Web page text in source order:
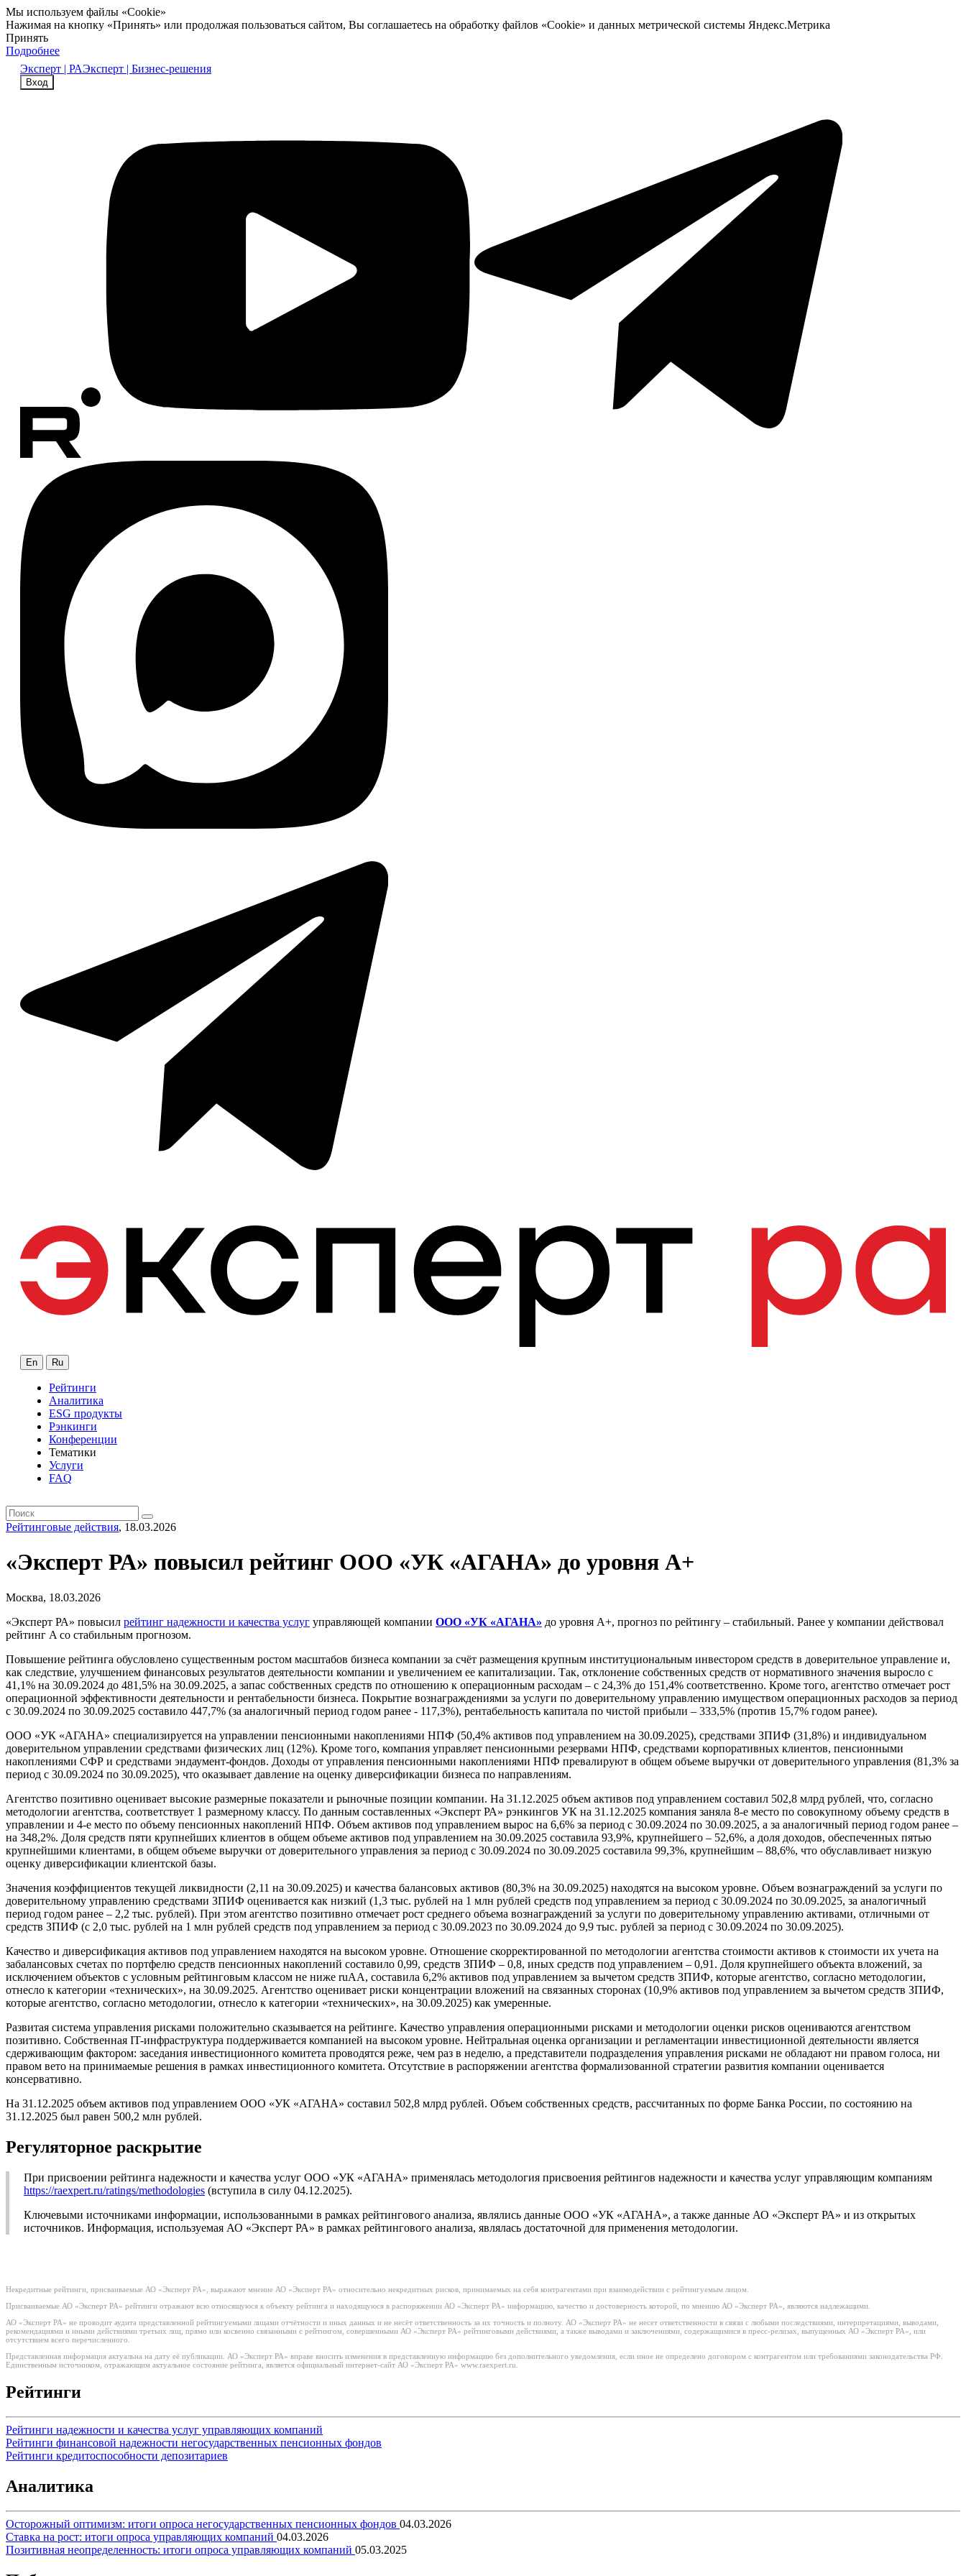
Мы используем файлы «Cookie»
Нажимая на кнопку «Принять» или продолжая пользоваться сайтом, Вы соглашаетесь на обработку файлов «Cookie» и данных метрической системы Яндекс.Метрика
Принять
Подробнее
Эксперт | РАЭксперт | Бизнес-решения
Вход
En Ru
Рейтинги
Аналитика
ESG продукты
Рэнкинги
Конференции
Тематики
Услуги
FAQ
Рейтинговые действия, 18.03.2026
«Эксперт РА» повысил рейтинг ООО «УК «АГАНА» до уровня А+
Москва, 18.03.2026
«Эксперт РА» повысил рейтинг надежности и качества услуг управляющей компании ООО «УК «АГАНА» до уровня А+, прогноз по рейтингу – стабильный. Ранее у компании действовал
рейтинг A со стабильным прогнозом.
Повышение рейтинга обусловлено существенным ростом масштабов бизнеса компании за счёт размещения крупным институциональным инвестором средств в доверительное управление и,
как следствие, улучшением финансовых результатов деятельности компании и увеличением ее капитализации. Так, отклонение собственных средств от нормативного значения выросло с
41,1% на 30.09.2024 до 481,5% на 30.09.2025, а запас собственных средств по отношению к операционным расходам – с 24,3% до 151,4% соответственно. Кроме того, агентство отмечает рост
операционной эффективности деятельности и рентабельности бизнеса. Покрытие вознаграждениями за услуги по доверительному управлению имуществом операционных расходов за период
с 30.09.2024 по 30.09.2025 составило 447,7% (за аналогичный период годом ранее - 117,3%), рентабельность капитала по чистой прибыли – 333,5% (против 15,7% годом ранее).
ООО «УК «АГАНА» специализируется на управлении пенсионными накоплениями НПФ (50,4% активов под управлением на 30.09.2025), средствами ЗПИФ (31,8%) и индивидуальном
доверительном управлении средствами физических лиц (12%). Кроме того, компания управляет пенсионными резервами НПФ, средствами корпоративных клиентов, пенсионными
накоплениями СФР и средствами эндаумент-фондов. Доходы от управления пенсионными накоплениями НПФ превалируют в общем объеме выручки от доверительного управления (81,3% за
период с 30.09.2024 по 30.09.2025), что оказывает давление на оценку диверсификации бизнеса по направлениям.
Агентство позитивно оценивает высокие размерные показатели и рыночные позиции компании. На 31.12.2025 объем активов под управлением составил 502,8 млрд рублей, что, согласно
методологии агентства, соответствует 1 размерному классу. По данным составленных «Эксперт РА» рэнкингов УК на 31.12.2025 компания заняла 8-е место по совокупному объему средств в
управлении и 4-е место по объему пенсионных накоплений НПФ. Объем активов под управлением вырос на 6,6% за период с 30.09.2024 по 30.09.2025, а за аналогичный период годом ранее –
на 348,2%. Доля средств пяти крупнейших клиентов в общем объеме активов под управлением на 30.09.2025 составила 93,9%, крупнейшего – 52,6%, а доля доходов, обеспеченных пятью
крупнейшими клиентами, в общем объеме выручки от доверительного управления за период с 30.09.2024 по 30.09.2025 составила 99,3%, крупнейшим – 88,6%, что обуславливает низкую
оценку диверсификации клиентской базы.
Значения коэффициентов текущей ликвидности (2,11 на 30.09.2025) и качества балансовых активов (80,3% на 30.09.2025) находятся на высоком уровне. Объем вознаграждений за услуги по
доверительному управлению средствами ЗПИФ оценивается как низкий (1,3 тыс. рублей на 1 млн рублей средств под управлением за период с 30.09.2024 по 30.09.2025, за аналогичный
период годом ранее – 2,2 тыс. рублей). При этом агентство позитивно отмечает рост среднего объема вознаграждений за услуги по доверительному управлению активами, отличными от
средств ЗПИФ (с 2,0 тыс. рублей на 1 млн рублей средств под управлением за период с 30.09.2023 по 30.09.2024 до 9,9 тыс. рублей за период с 30.09.2024 по 30.09.2025).
Качество и диверсификация активов под управлением находятся на высоком уровне. Отношение скорректированной по методологии агентства стоимости активов к стоимости их учета на
забалансовых счетах по портфелю средств пенсионных накоплений составило 0,99, средств ЗПИФ – 0,8, иных средств под управлением – 0,91. Доля крупнейшего объекта вложений, за
исключением объектов с условным рейтинговым классом не ниже ruАА, составила 6,2% активов под управлением за вычетом средств ЗПИФ, которые агентство, согласно методологии,
отнесло к категории «технических», на 30.09.2025. Агентство оценивает риски концентрации вложений на связанных сторонах (10,9% активов под управлением за вычетом средств ЗПИФ,
которые агентство, согласно методологии, отнесло к категории «технических», на 30.09.2025) как умеренные.
Развитая система управления рисками положительно сказывается на рейтинге. Качество управления операционными рисками и методологии оценки рисков оцениваются агентством
позитивно. Собственная IT-инфраструктура поддерживается компанией на высоком уровне. Нейтральная оценка организации и регламентации инвестиционной деятельности является
сдерживающим фактором: заседания инвестиционного комитета проводятся реже, чем раз в неделю, а представители подразделения управления рисками не обладают ни правом голоса, ни
правом вето на принимаемые решения в рамках инвестиционного комитета. Отсутствие в распоряжении агентства формализованной стратегии развития компании оценивается
консервативно.
На 31.12.2025 объем активов под управлением ООО «УК «АГАНА» составил 502,8 млрд рублей. Объем собственных средств, рассчитанных по форме Банка России, по состоянию на
31.12.2025 был равен 500,2 млн рублей.
Регуляторное раскрытие
При присвоении рейтинга надежности и качества услуг ООО «УК «АГАНА» применялась методология присвоения рейтингов надежности и качества услуг управляющим компаниям
https://raexpert.ru/ratings/methodologies (вступила в силу 04.12.2025).
Ключевыми источниками информации, использованными в рамках рейтингового анализа, являлись данные ООО «УК «АГАНА», а также данные АО «Эксперт РА» и из открытых
источников. Информация, используемая АО «Эксперт РА» в рамках рейтингового анализа, являлась достаточной для применения методологии.
Некредитные рейтинги, присваиваемые АО «Эксперт РА», выражают мнение АО «Эксперт РА» относительно некредитных рисков, принимаемых на себя контрагентами при взаимодействии с рейтингуемым лицом.
Присваиваемые АО «Эксперт РА» рейтинги отражают всю относящуюся к объекту рейтинга и находящуюся в распоряжении АО «Эксперт РА» информацию, качество и достоверность которой, по мнению АО «Эксперт РА», являются надлежащими.
АО «Эксперт РА» не проводит аудита представленной рейтингуемыми лицами отчётности и иных данных и не несёт ответственность за их точность и полноту. АО «Эксперт РА» не несет ответственности в связи с любыми последствиями, интерпретациями, выводами,
рекомендациями и иными действиями третьих лиц, прямо или косвенно связанными с рейтингом, совершенными АО «Эксперт РА» рейтинговыми действиями, а также выводами и заключениями, содержащимися в пресс-релизах, выпущенных АО «Эксперт РА», или
отсутствием всего перечисленного.
Представленная информация актуальна на дату её публикации. АО «Эксперт РА» вправе вносить изменения в представленную информацию без дополнительного уведомления, если иное не определено договором с контрагентом или требованиями законодательства РФ.
Единственным источником, отражающим актуальное состояние рейтинга, является официальный интернет-сайт АО «Эксперт РА» www.raexpert.ru.
Рейтинги
Рейтинги надежности и качества услуг управляющих компаний
Рейтинги финансовой надежности негосударственных пенсионных фондов
Рейтинги кредитоспособности депозитариев
Аналитика
Осторожный оптимизм: итоги опроса негосударственных пенсионных фондов 04.03.2026
Ставка на рост: итоги опроса управляющих компаний 04.03.2026
Позитивная неопределенность: итоги опроса управляющих компаний 05.03.2025